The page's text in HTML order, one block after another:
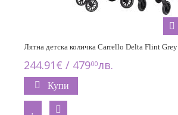
Лятна детска количка Carrello Delta Flint Grey
244.91€ / 47900лв.
Купи